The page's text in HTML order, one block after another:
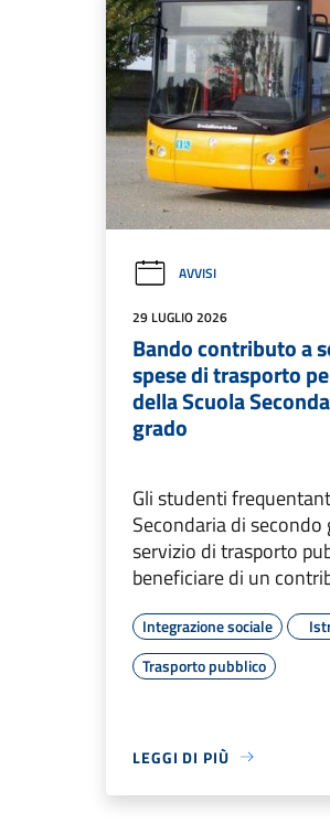
AVVISI
29 LUGLIO 2026
Bando contributo a
spese di trasporto
della Scuola
grado
Gli studenti
Secondaria di
servizio di trasporto
beneficiare di un
Integrazione sociale
Trasporto pubblico
LEGGI DI PIÙ